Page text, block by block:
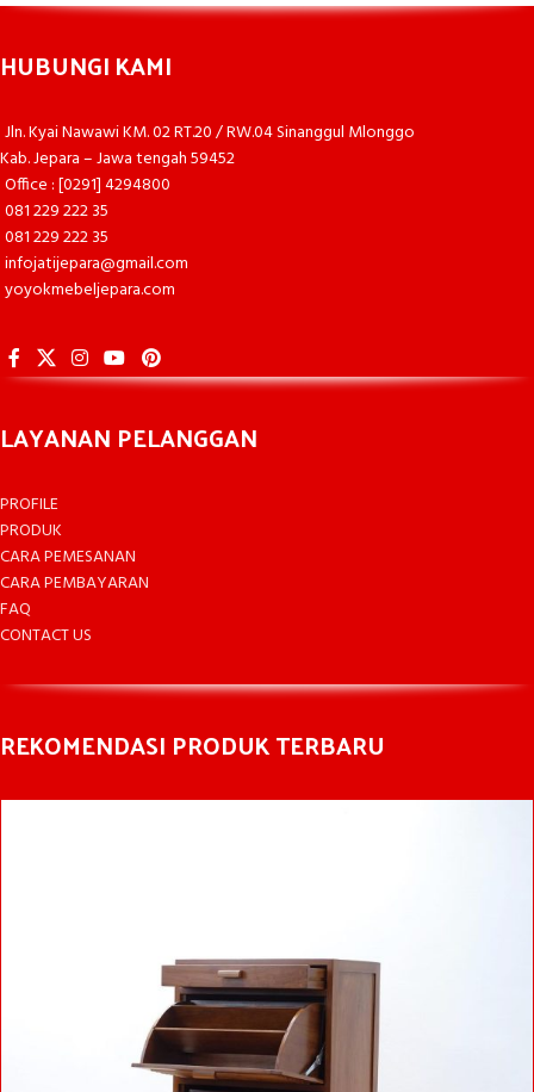
HUBUNGI KAMI
Jln. Kyai Nawawi KM. 02 RT.20 / RW.04 Sinanggul Mlonggo
Kab. Jepara – Jawa tengah 59452
Office : [0291] 4294800
081 229 222 35
081 229 222 35
infojatijepara@gmail.com
yoyokmebeljepara.com
LAYANAN PELANGGAN
PROFILE
PRODUK
CARA PEMESANAN
CARA PEMBAYARAN
FAQ
CONTACT US
REKOMENDASI PRODUK TERBARU